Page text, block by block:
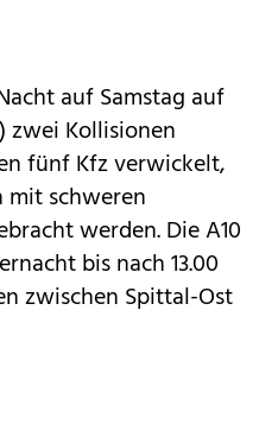
auf Samstag auf
zwei Kollisionen
fünf Kfz verwickelt,
mit schweren
werden. Die A10
bis nach 13.00
zwischen Spittal-Ost